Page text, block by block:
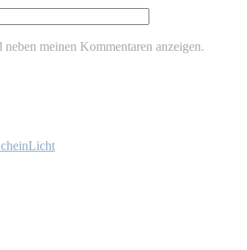
neben meinen Kommentaren anzeigen.